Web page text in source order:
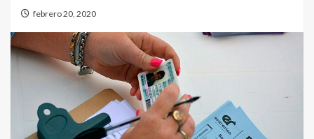
febrero 20, 2020